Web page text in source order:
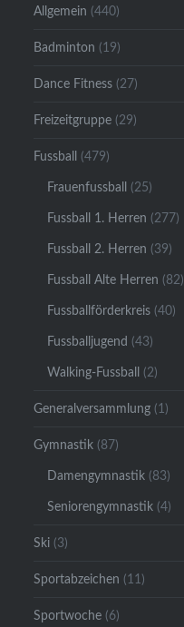
Allgemein (440)
Badminton (19)
Dance Fitness (27)
Freizeitgruppe (29)
Fussball (479)
Frauenfussball (25)
Fussball 1. Herren (277)
Fussball 2. Herren (39)
Fussball Alte Herren (82)
Fussballförderkreis (40)
Fussballjugend (43)
Walking-Fussball (2)
Generalversammlung (1)
Gymnastik (87)
Damengymnastik (83)
Seniorengymnastik (4)
Ski (3)
Sportabzeichen (11)
Sportwoche (6)